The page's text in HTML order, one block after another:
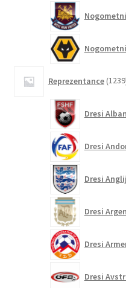
Reprezentance 1239
Dresi
Dresi
Dresi
Dresi
Dresi
Dresi